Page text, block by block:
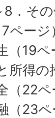
8．そ
ページ
（19ペ
所得の
（22ペ
（23ペ